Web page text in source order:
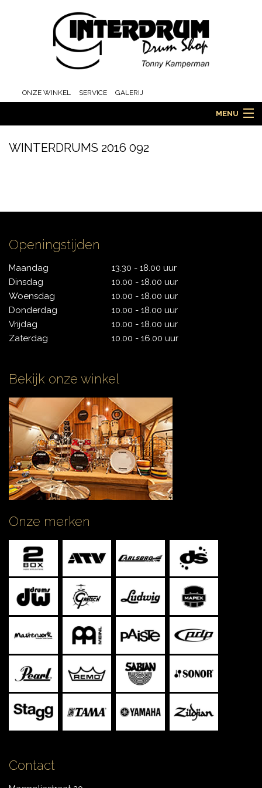
ONZE WINKEL SERVICE GALERIJ
MENU
DRUMS
CYMBALS
ACCESSOIRES
ONLINE SALE
DRUMSCHOOL
CONTACT
WINTERDRUMS 2016 092
Openingstijden
Maandag
Dinsdag
Woensdag
Donderdag
Vrijdag
Zaterdag
13.30 - 18.00 uur
10.00 - 18.00 uur
10.00 - 18.00 uur
10.00 - 18.00 uur
10.00 - 18.00 uur
10.00 - 16.00 uur
Bekijk onze winkel
Onze merken
Contact